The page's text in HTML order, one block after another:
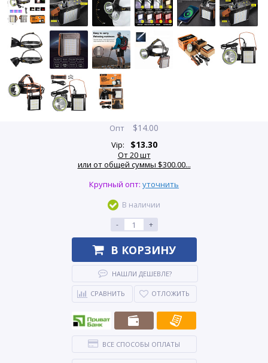
Опт $14.00
Vip: $13.30
От 20 шт
или от общей суммы $300.00...
Крупный опт: уточнить
В наличии
-
+
В КОРЗИНУ
НАШЛИ ДЕШЕВЛЕ?
СРАВНИТЬ ОТЛОЖИТЬ
ВСЕ СПОСОБЫ ОПЛАТЫ